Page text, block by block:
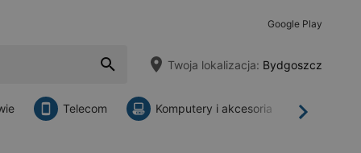
Google Play
Twoja lokalizacja: Bydgoszcz
Dalej
Telecom Komputery i akcesoria